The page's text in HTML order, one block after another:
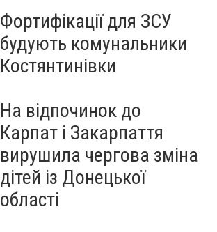
Фортифікації для ЗСУ
будують комунальники
Костянтинівки
На відпочинок до
Карпат і Закарпаття
вирушила чергова зміна
дітей із Донецької
області